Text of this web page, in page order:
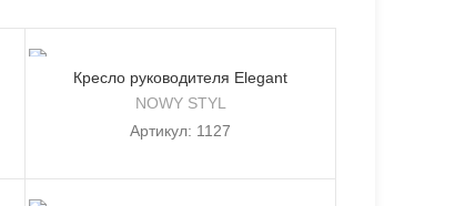
Кресло руководителя Elegant
NOWY STYL
Артикул: 1127